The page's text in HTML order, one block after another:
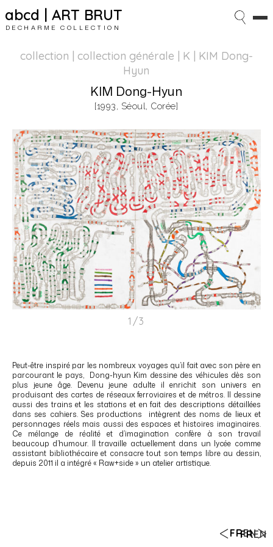
abcd | ART BRUT
DECHARME COLLECTION
FREN
collection | collection générale | K | KIM Dong-
Hyun
KIM Dong-Hyun
[1993, Séoul, Corée]
1/3
Peut-être inspiré par les nombreux voyages qu’il fait avec son père en
parcourant le pays, Dong-hyun Kim dessine des véhicules dès son
plus jeune âge. Devenu jeune adulte il enrichit son univers en
produisant des cartes de réseaux ferroviaires et de métros. Il dessine
aussi des trains et les stations et en fait des descriptions détaillées
dans ses cahiers. Ses productions intègrent des noms de lieux et
personnages réels mais aussi des espaces et histoires imaginaires.
Ce mélange de réalité et d’imagination confère à son travail
beaucoup d’humour. Il travaille actuellement dans un lycée comme
assistant bibliothécaire et consacre tout son temps libre au dessin,
depuis 2011 il a intégré « Raw+side » un atelier artistique.
FREN